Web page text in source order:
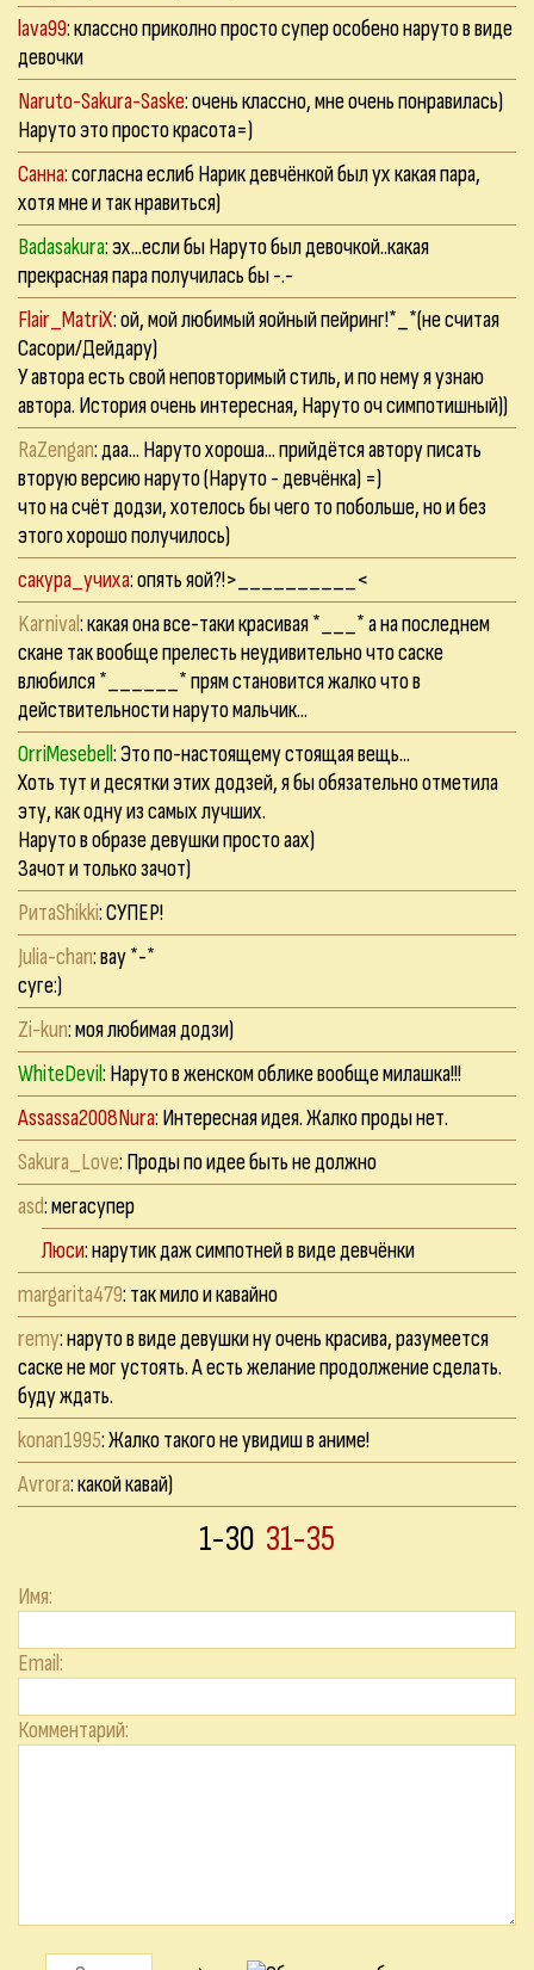
lava99: классно приколно просто супер особено наруто в виде
девочки
Naruto-Sakura-Saske: очень классно, мне очень понравилась)
Наруто это просто красота=)
Санна: cогласна еслиб Нарик девчёнкой был ух какая пара,
хотя мне и так нравиться)
Badasakura: эх...если бы Наруто был девочкой..какая
прекрасная пара получилась бы -.-
Flair_MatriX: ой, мой любимый яойный пейринг!*_*(не считая
Сасори/Дейдару)
У автора есть свой неповторимый стиль, и по нему я узнаю
автора. История очень интересная, Наруто оч симпотишный))
RaZengan: даа... Наруто хороша... прийдётся автору писать
вторую версию наруто (Наруто - девчёнка) =)
что на счёт додзи, хотелось бы чего то побольше, но и без
этого хорошо получилось)
сакура_учиха: опять яой?!>__________<
Karnival: какая она все-таки красивая *___* а на последнем
скане так вообще прелесть неудивительно что саске
влюбился *______* прям становится жалко что в
действительности наруто мальчик...
OrriMesebell: Это по-настоящему стоящая вещь...
Хоть тут и десятки этих додзей, я бы обязательно отметила
эту, как одну из самых лучших.
Наруто в образе девушки просто аах)
Зачот и только зачот)
РитаShikki: СУПЕР!
Julia-chan: вау *-*
суге:)
Zi-kun: моя любимая додзи)
WhiteDevil: Наруто в женском облике вообще милашка!!!
Assassa2008Nura: Интересная идея. Жалко проды нет.
Sakura_Love: Проды по идее быть не должно
asd: мегасупер
Люси: нарутик даж симпотней в виде девчёнки
margarita479: так мило и кавайно
remy: наруто в виде девушки ну очень красива, разумеется
саске не мог устоять. А есть желание продолжение сделать.
буду ждать.
konan1995: Жалко такого не увидиш в аниме!
Avrora: какой кавай)
1-30 31-35
Имя:
Email:
Комментарий: